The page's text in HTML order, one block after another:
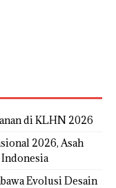
di KLHN 2026
2026, Asah
Evolusi Desain